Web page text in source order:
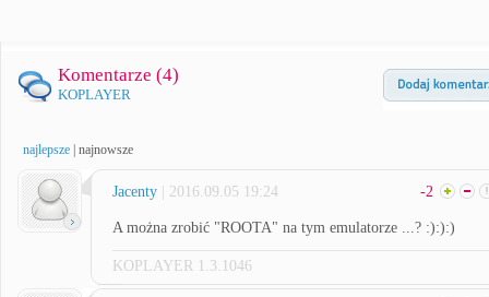
Komentarze (4)
KOPLAYER
najlepsze najnowsze
Jacenty | 2016.09.05 19:24 -2
A można zrobić "ROOTA" na tym emulatorze ...? :):):)
KOPLAYER 1.3.1046